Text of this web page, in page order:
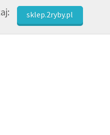
sklep.2ryby.pl